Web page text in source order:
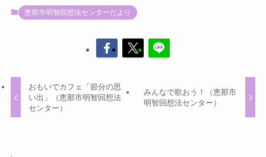
恵那市明智回想法センターだより
おもいでカフェ「節分の思
い出」（恵那市明智回想法
センター）
みんなで歌おう！（恵那市
明智回想法センター）